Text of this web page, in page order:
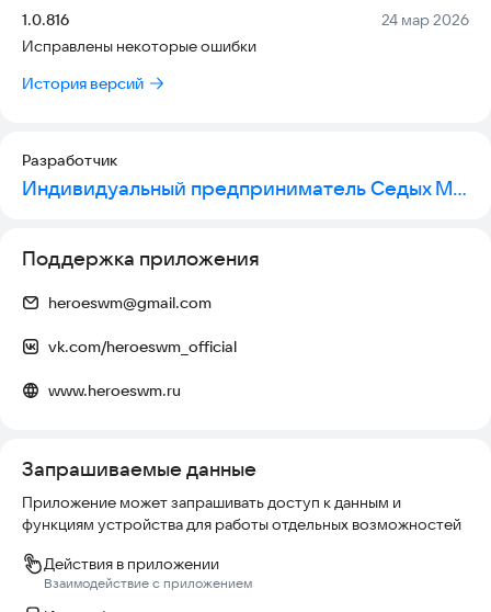
Версия:
1.0.816 Дата:
24 мар 2026
Исправлены некоторые ошибки
История версий
Разработчик
Индивидуальный предприниматель Седых Максим Валентинович
Поддержка приложения
heroeswm@gmail.com
vk.com/heroeswm_official
www.heroeswm.ru
Запрашиваемые данные
Приложение может запрашивать доступ к данным и
функциям устройства для работы отдельных возможностей
Действия в приложении
Взаимодействие с приложением